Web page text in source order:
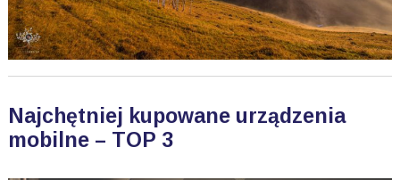
Najchętniej kupowane urządzenia
mobilne – TOP 3